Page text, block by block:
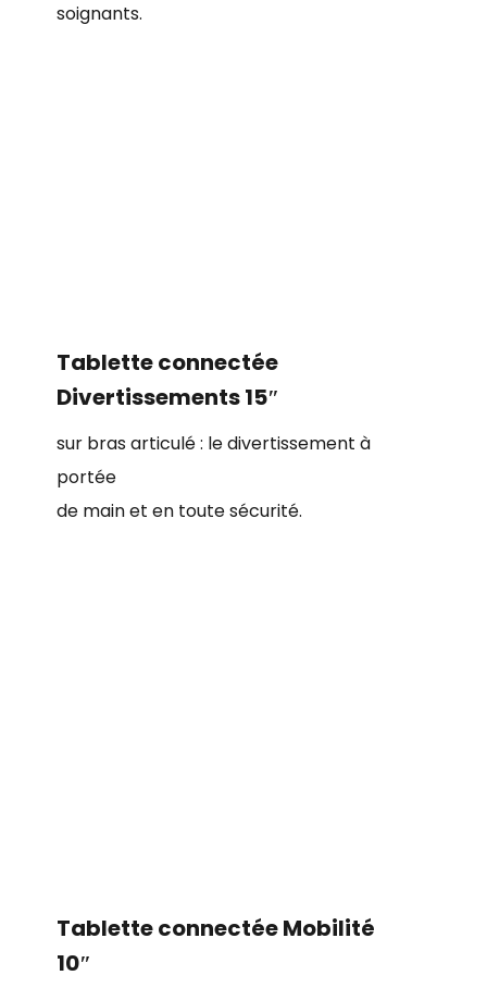
soignants.
Tablette connectée
Divertissements​ 15″​​​
sur bras articulé​​ : le divertissement à
portée
de main et en toute sécurité​.
Tablette connectéeMobilité​
10″​​​